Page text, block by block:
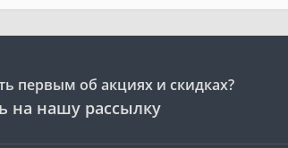
первым об акциях и скидках?
на нашу рассылку